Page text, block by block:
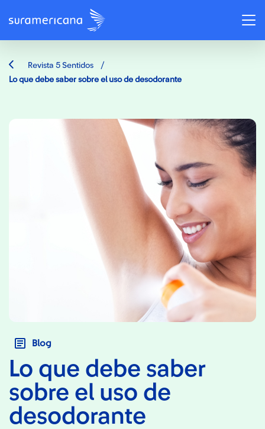
Revista 5 Sentidos /
Lo que debe saber sobre el uso de desodorante
Blog
Lo que debe saber
sobre el uso de
desodorante